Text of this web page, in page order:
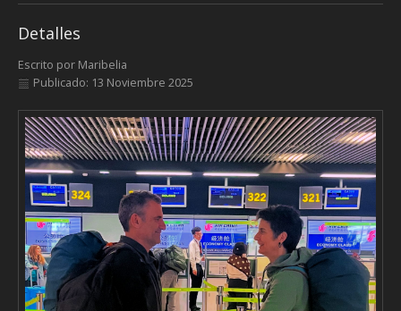
Detalles
Escrito por Maribelia
Publicado: 13 Noviembre 2025